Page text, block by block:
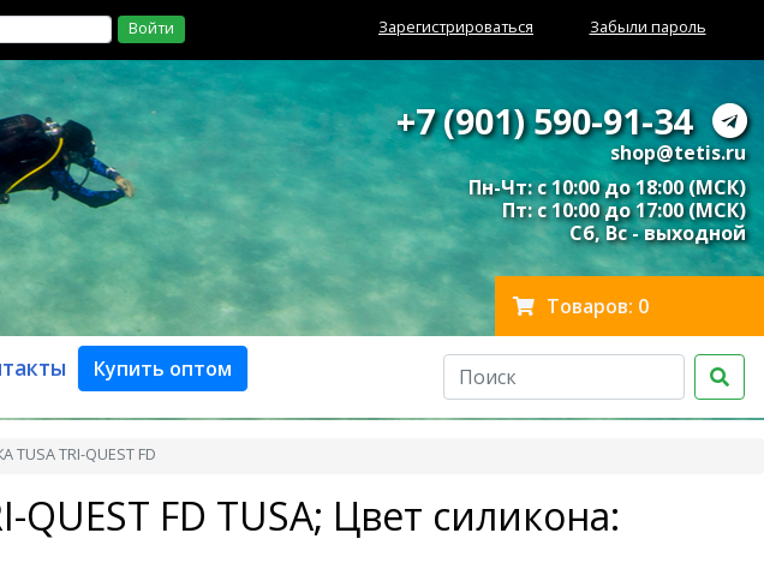
Войти Зарегистрироваться Забыли пароль
+7 (901) 590-91-34
shop@tetis.ru
Пн-Чт: с 10:00 до 18:00 (МСК)
Пт: с 10:00 до 17:00 (МСК)
Сб, Вс - выходной
Товаров: 0
Купить оптом
TUSA TRI-QUEST FD
FD TUSA; Цвет силикона: